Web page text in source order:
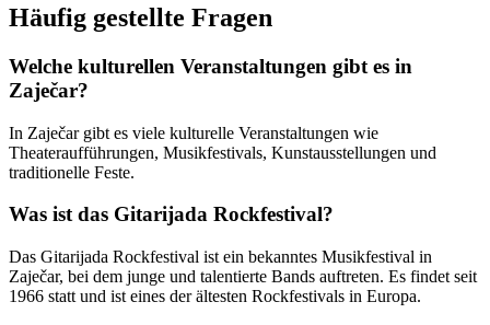
Häufig gestellte Fragen
Welche kulturellen Veranstaltungen gibt es in
Zaječar?
In Zaječar gibt es viele kulturelle Veranstaltungen wie
Theateraufführungen, Musikfestivals, Kunstausstellungen und
traditionelle Feste.
Was ist das Gitarijada Rockfestival?
Das Gitarijada Rockfestival ist ein bekanntes Musikfestival in
Zaječar, bei dem junge und talentierte Bands auftreten. Es findet seit
1966 statt und ist eines der ältesten Rockfestivals in Europa.